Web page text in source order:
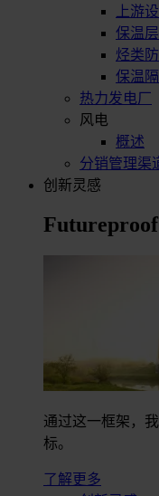
上游
保温
烃类
保温
热力发电厂
风电
概述
分销管理渠
创新灵感
Futureproof
通过这一框架，
标。
了解更多